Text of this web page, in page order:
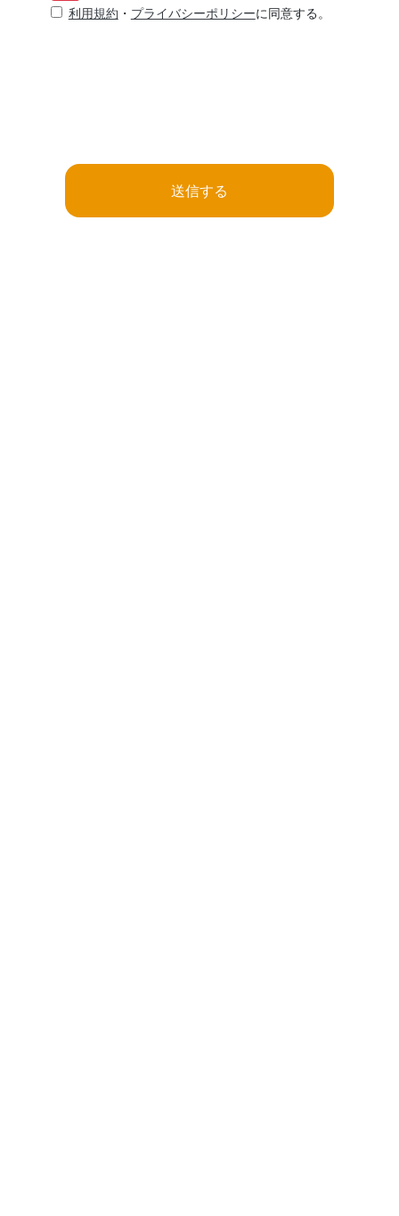
利用規約 ・ プライバシーポリシーに同意する。